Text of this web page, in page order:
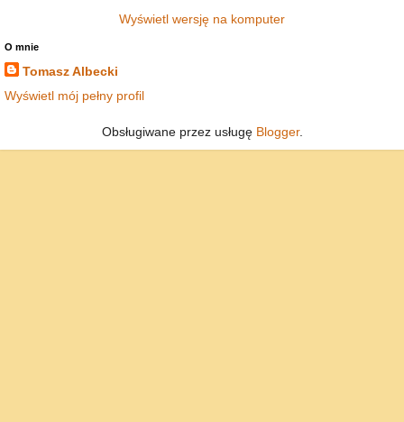
Wyświetl wersję na komputer
O mnie
Tomasz Albecki
Wyświetl mój pełny profil
Obsługiwane przez usługę Blogger.